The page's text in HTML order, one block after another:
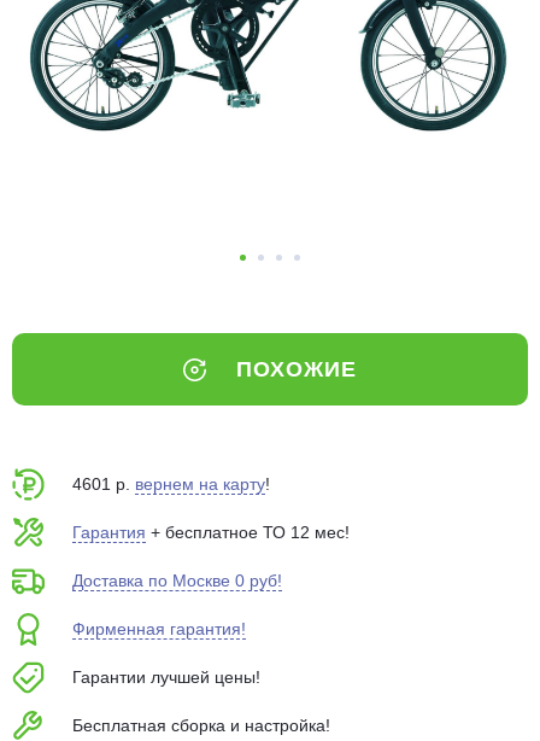
ПОХОЖИЕ
4601 р. вернем на карту!
Гарантия + бесплатное ТО 12 мес!
Доставка по Москве 0 руб!
Фирменная гарантия!
Гарантии лучшей цены!
Бесплатная сборка и настройка!
Оплачивайте сегодня только
25 % картой любого банка
по25%каждые 2 недели
об оплате Плайтом
8 800 302-02-51
plait.ru